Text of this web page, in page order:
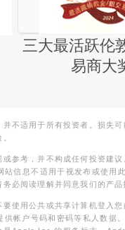
三大最活跃伦
易商大
不适用于所有投资者。损失
参考，并不构成任何投资建
站信息不适用于视发布或使用
必阅读理解并同意我们的产品
使用公共或共享计算机登入
供帐户号码和密码等私人数